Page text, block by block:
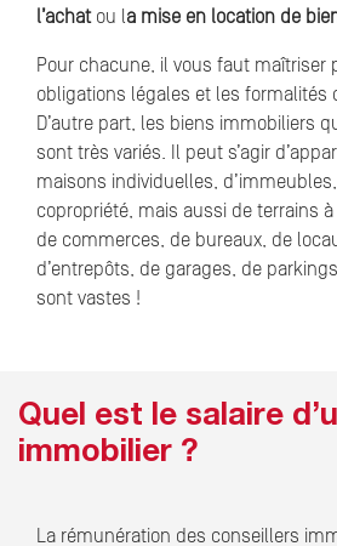
l’achatou la mise en location de
Pour chacune, il vous faut maîtriser
obligations légales et les formalités
D’autre part, les biens immobiliers
sont très variés. Il peut s’agir
maisons individuelles,
copropriété, mais aussi de terrains
de commerces, de bureaux, de
d’entrepôts, de garages, de
sont vastes !
Quel est le salaire
immobilier ?
La rémunération des conseillers